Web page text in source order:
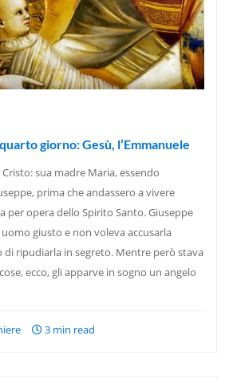
giorno: Gesù, l’Emmanuele
sua madre Maria, essendo
prima che andassero a vivere
per opera dello Spirito Santo. Giuseppe
giusto e non voleva accusarla
di ripudiarla in segreto. Mentre però stava
ecco, gli apparve in sogno un angelo
3 min read